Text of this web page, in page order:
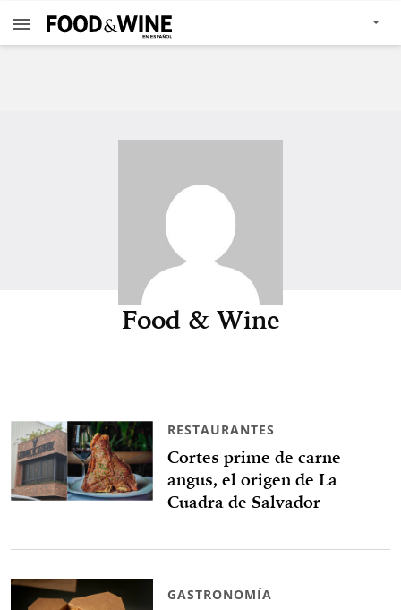
Food & Wine
RESTAURANTES
Cortes prime de carne
angus, el origen de La
Cuadra de Salvador
GASTRONOMÍA